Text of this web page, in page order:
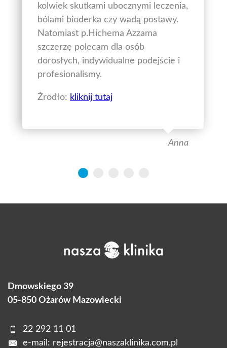
kolwiek skutkami ubocznymi leczenia,
bólami bioderka czy wadą postawy.
Natomiast p.Hichema Azzama
szczerzę polecam dla osób
dorosłych, indywidualne podejście i
profesionalismy.
Żrodło: kliknij tutaj
Anna
Dmowskiego 39
05-850 Ożarów Mazowiecki
22 292 11 01
e-mail: rejestracja@naszaklinika.com.pl